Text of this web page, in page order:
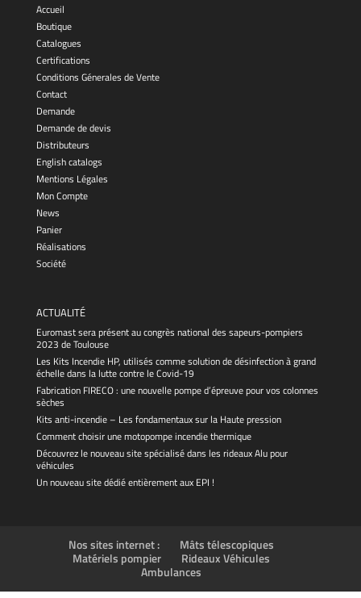
Accueil
Boutique
Catalogues
Certifications
Conditions Génerales de Vente
Contact
Demande
Demande de devis
Distributeurs
English catalogs
Mentions Légales
Mon Compte
News
Panier
Réalisations
Société
ACTUALITÉ
Euromast sera présent au congrès national des sapeurs-pompiers
2023 de Toulouse
Les Kits Incendie HP, utilisés comme solution de désinfection à grand
échelle dans la lutte contre le Covid-19
Fabrication FIRECO : une nouvelle pompe d’épreuve pour vos colonnes
sèches
Kits anti-incendie – Les fondamentaux sur la Haute pression
Comment choisir une motopompe incendie thermique
Découvrez le nouveau site spécialisé dans les rideaux Alu pour
véhicules
Un nouveau site dédié entièrement aux EPI !
Nos sites internet :
Mâts télescopiques
Matériels pompier
Rideaux Véhicules
Ambulances